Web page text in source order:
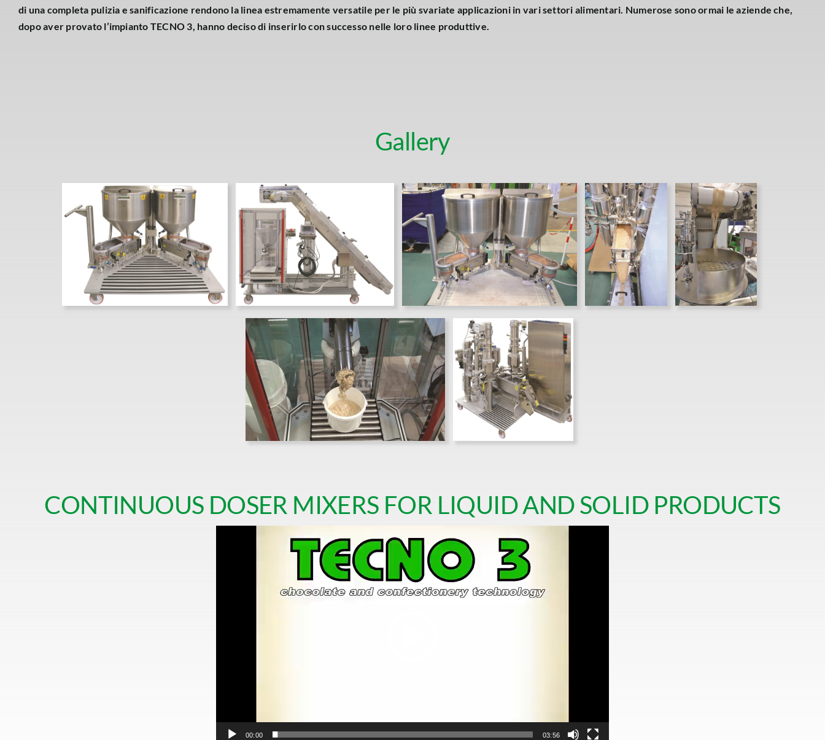
di una completa pulizia e sanificazione rendono la linea estremamente versatile per le più svariate applicazioni in vari settori alimentari. Numerose sono ormai le aziende che,
dopo aver provato l’impianto TECNO 3, hanno deciso di inserirlo con successo nelle loro linee produttive.
Gallery
CONTINUOUS DOSER MIXERS FOR LIQUID AND SOLID PRODUCTS
Player
00:00 03:56